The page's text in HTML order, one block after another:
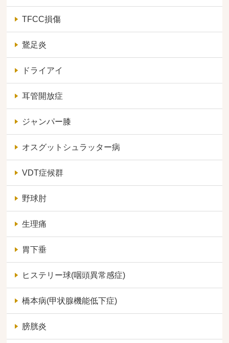
TFCC損傷
鵞足炎
ドライアイ
耳管開放症
ジャンパー膝
オスグットシュラッター病
VDT症候群
野球肘
生理痛
胃下垂
ヒステリー球(咽頭異常感症)
橋本病(甲状腺機能低下症)
膀胱炎